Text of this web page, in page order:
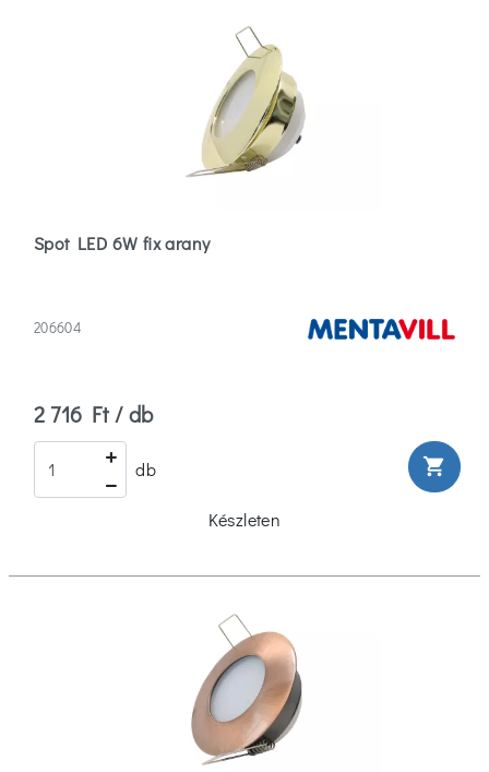
Spot LED 6W fix arany
206604
2 716 Ft / db
db shopping_cart
Készleten